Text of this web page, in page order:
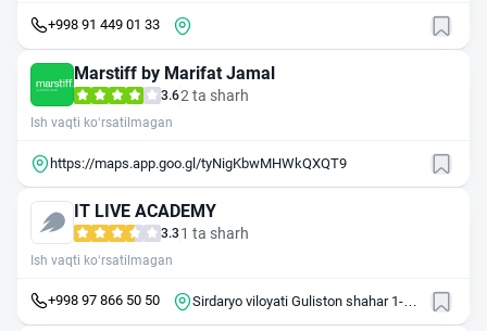
+998 91 449 01 33
Marstiff by Marifat Jamal
3.62 ta sharh
Ish vaqti ko‘rsatilmagan
https://maps.app.goo.gl/tyNigKbwMHWkQXQT9
IT LIVE ACADEMY
3.3 1 ta sharh
Ish vaqti ko‘rsatilmagan
+998 97 866 50 50
Sirdaryo viloyati Guliston shahar 1-